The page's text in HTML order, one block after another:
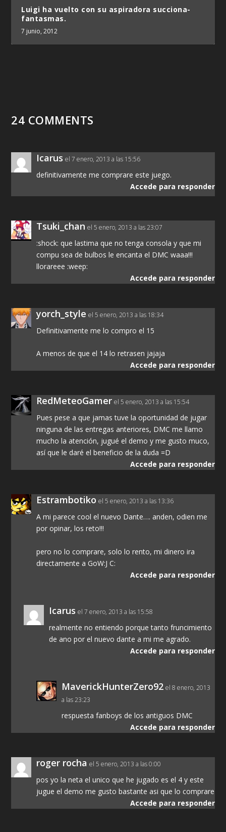
Luigi ha vuelto con su aspiradora succiona-
fantasmas.
7 junio, 2012
24 COMMENTS
Icarus el 7 enero, 2013 a las 15:56
definitivamente me comprare este juego.
Accede para responder
Tsuki_chan el 5 enero, 2013 a las 23:07
:shock: que lastima que no tenga consola y que mi
compu sea de bulbos le encanta el DMC waaa!!!
llorareee :weep:
Accede para responder
yorch_style el 5 enero, 2013 a las 18:34
Definitivamente me lo compro el 15
A menos de que el 14 lo retrasen jajaja
Accede para responder
RedMeteoGamer el 5 enero, 2013 a las 15:54
Pues pese a que jamas tuve la oportunidad de jugar
ninguna de las entregas anteriores, DMC me llamo
mucho la atención, jugué el demo y me gusto muco,
así que le daré el beneficio de la duda =D
Accede para responder
Estrambotiko el 5 enero, 2013 a las 13:36
A mi parece cool el nuevo Dante…. anden, odien me
por opinar, los reto!!!
pero no lo comprare, solo lo rento, mi dinero ira
directamente a GoW:J C:
Accede para responder
Icarus el 7 enero, 2013 a las 15:58
realmente no entiendo porque tanto fruncimiento
de ano por el nuevo dante a mi me agrado.
Accede para responder
MaverickHunterZero92 el 8 enero, 2013
a las 23:23
respuesta fanboys de los antiguos DMC
Accede para responder
roger rocha el 5 enero, 2013 a las 0:00
pos yo la neta el unico que he jugado es el 4 y este
jugue el demo me gusto bastante asi que lo comprare
Accede para responder